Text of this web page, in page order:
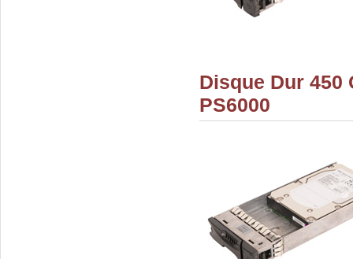
Disque Dur 450
PS6000